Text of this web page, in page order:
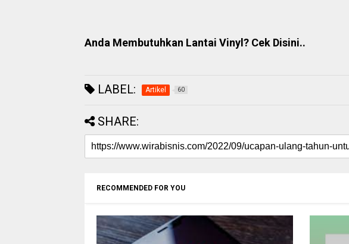
Anda Membutuhkan Lantai Vinyl? Cek Disini..
LABEL: Artikel 60
SHARE:
RECOMMENDED FOR YOU